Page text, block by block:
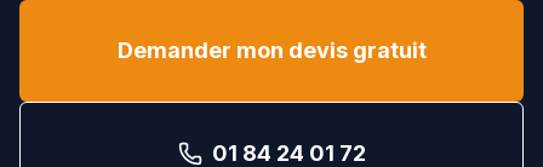
Demander mon devis gratuit
01 84 24 01 72